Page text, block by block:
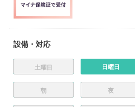
設備・対応
土曜日 日曜日
朝 夜